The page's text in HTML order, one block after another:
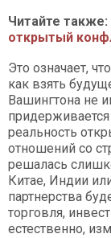
Читайте также:
открытый
Это означает,
как взять
Вашингтона не
реальность
отношений со
решалась
Китае, Индии
партнерства
торговля,
естественно,